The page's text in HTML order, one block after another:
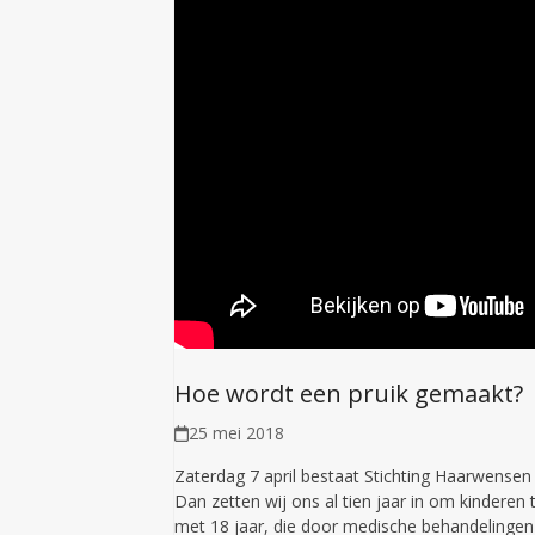
Hoe wordt een pruik gemaakt?
25 mei 2018
Zaterdag 7 april bestaat Stichting Haarwensen
Dan zetten wij ons al tien jaar in om kinderen
met 18 jaar, die door medische